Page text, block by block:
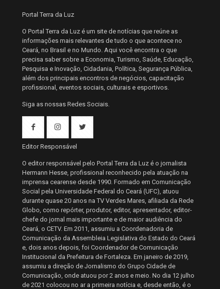
Portal Terra da Luz
O Portal Terra da Luz é um site de notícias que reúne as
informações mais relevantes de tudo o que acontece no
Ceará, no Brasil e no Mundo. Aqui você encontra o que
precisa saber sobre a Economia, Turismo, Saúde, Educação,
Pesquisa e Inovação, Cidadania, Política, Segurança Pública,
além dos principais encontros de negócios, capacitação
profissional, eventos sociais, culturais e esportivos.
Siga as nossas Redes Sociais.
Editor Responsável
O editor responsável pelo Portal Terra da Luz é o jornalista
Hermann Hesse, profissional reconhecido pela atuação na
imprensa cearense desde 1990. Formado em Comunicação
Social pela Universidade Federal do Ceará (UFC), atuou
durante quase 20 anos na TV Verdes Mares, afiliada da Rede
Globo, como repórter, produtor, editor, apresentador, editor-
chefe do jornal mais importante e de maior audiência do
Ceará, o CETV. Em 2011, assumiu a Coordenadoria de
Comunicação da Assembleia Legislativa do Estado do Ceará
e, dois anos depois, foi Coordenador de Comunicação
Institucional da Prefeitura de Fortaleza. Em janeiro de 2019,
assumiu a direção de Jornalismo do Grupo Cidade de
Comunicação, onde atuou por 2 anos e meio. No dia 12 julho
de 2021 colocou no ar a primeira notícia e, desde então, é o